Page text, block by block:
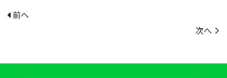
前へ
次へ